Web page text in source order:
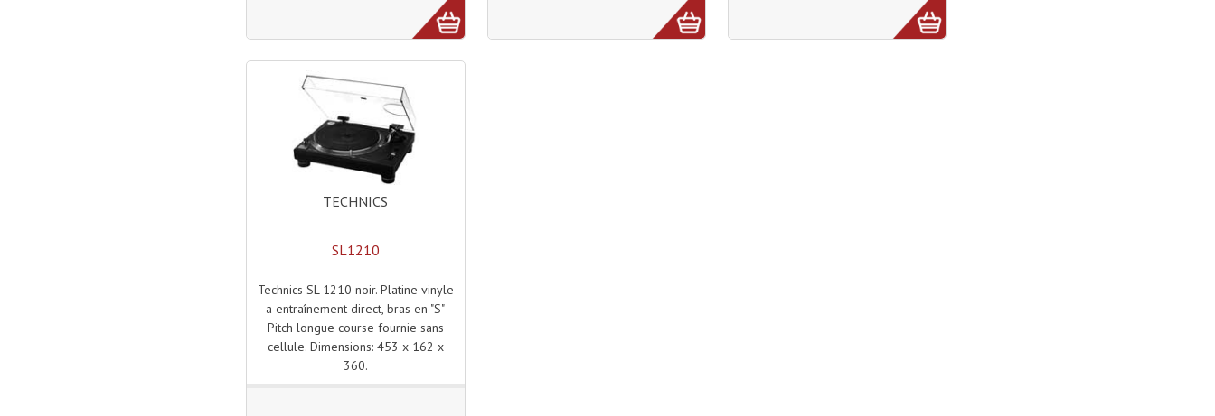
TECHNICS
SL1210
Technics SL 1210 noir. Platine vinyle
a entraînement direct, bras en "S"
Pitch longue course fournie sans
cellule. Dimensions: 453 x 162 x
360.